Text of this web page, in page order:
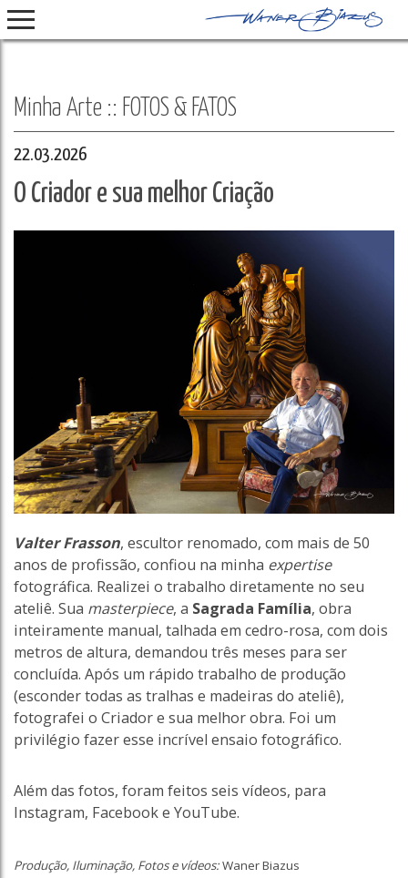
Minha Arte :: FOTOS & FATOS
22.03.2026
O Criador e sua melhor Criação
Valter Frasson, escultor renomado, com mais de 50
anos de profissão, confiou na minha expertise
fotográfica. Realizei o trabalho diretamente no seu
ateliê. Sua masterpiece, a Sagrada Família, obra
inteiramente manual, talhada em cedro-rosa, com dois
metros de altura, demandou três meses para ser
concluída. Após um rápido trabalho de produção
(esconder todas as tralhas e madeiras do ateliê),
fotografei o Criador e sua melhor obra. Foi um
privilégio fazer esse incrível ensaio fotográfico.
Além das fotos, foram feitos seis vídeos, para
Instagram, Facebook e YouTube.
Produção, Iluminação, Fotos e vídeos:Waner Biazus
Select Language